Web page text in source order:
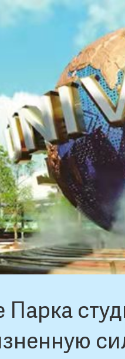
Парка